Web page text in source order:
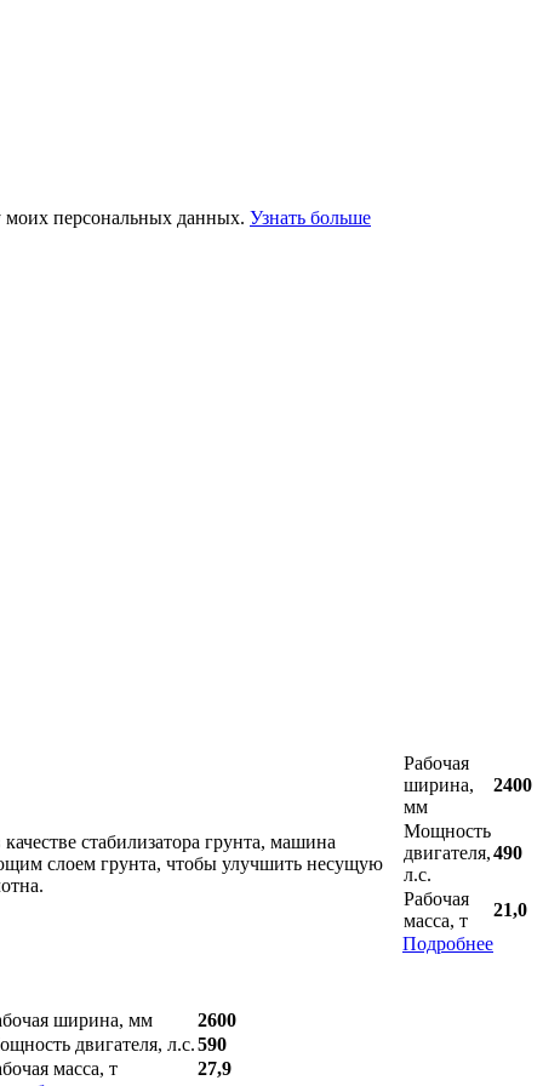
моих персональных данных. Узнать больше
стабилизатора грунта, машина
слоем грунта, чтобы улучшить несущую
Рабочая
ширина,
мм
2400
Мощность
двигателя,
л.с.
490
Рабочая
масса, т
21,0
Подробнее
ширина, мм
2600
двигателя, л.с.590
масса, т
27,9